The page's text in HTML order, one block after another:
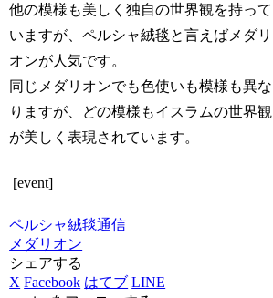
他の模様も美しく独自の世界観を持って
いますが、ペルシャ絨毯と言えばメダリ
オンが人気です。
同じメダリオンでも色使いも模様も異な
りますが、どの模様もイスラムの世界観
が美しく表現されています。
[event]
ペルシャ絨毯通信
メダリオン
シェアする
X Facebook はてブ LINE